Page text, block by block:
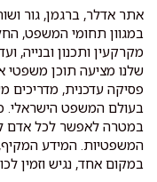
אתר אדלר, ברגמן, גור
במגוון תחומי המשפט,
מקרקעין ותכנון ובנייה,
שלנו מציעה תוכן משפטי
פסיקה עדכנית, מדריכים
בעולם המשפט הישראלי.
במטרה לאפשר לכל אדם
המשפטיות. המידע
במקום אחד, נגיש וזמין